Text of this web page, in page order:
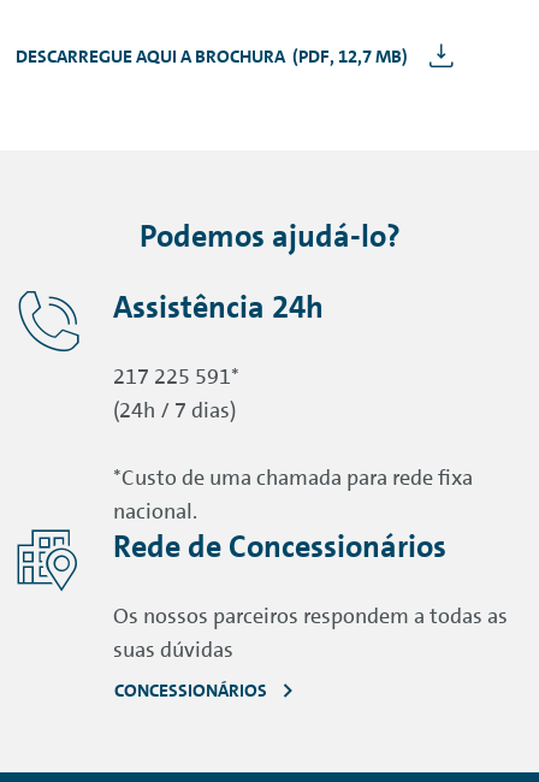
DESCARREGUE AQUI ABROCHURA (PDF, 12,7 MB)
Podemos ajudá-lo?
Assistência 24h
217 225 591*
(24h / 7 dias)
*Custo de uma chamada para rede fixa
nacional.
Rede de Concessionários
Os nossos parceiros respondem a todas as
suas dúvidas
CONCESSIONÁRIOS